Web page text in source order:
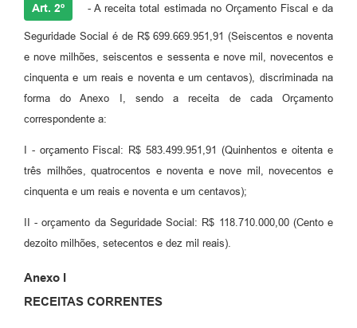
Art. 2º - A receita total estimada no Orçamento Fiscal e da
Seguridade Social é de R$ 699.669.951,91 (Seiscentos e noventa
e nove milhões, seiscentos e sessenta e nove mil, novecentos e
cinquenta e um reais e noventa e um centavos), discriminada na
forma do Anexo I, sendo a receita de cada Orçamento
correspondente a:
I - orçamento Fiscal: R$ 583.499.951,91 (Quinhentos e oitenta e
três milhões, quatrocentos e noventa e nove mil, novecentos e
cinquenta e um reais e noventa e um centavos);
II - orçamento da Seguridade Social: R$ 118.710.000,00 (Cento e
dezoito milhões, setecentos e dez mil reais).
Anexo I
RECEITAS CORRENTES